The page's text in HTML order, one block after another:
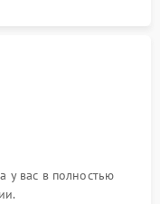
у вас в полностью